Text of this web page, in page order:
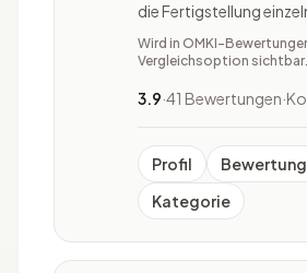
die Fertigstellung
Arbeitsschritte diverser
verfolgt werden.
eigenen Anwendungen
aufzustellen.
Cloud-basi
Wird in OMKI-
Vergleichsoption sichtbar.
3.9·41 Bewertungen·
Profil
Kategorie